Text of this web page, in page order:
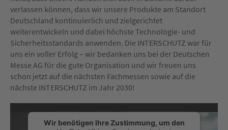
verlassen können, dass wir unsere Produkte am Standort
Deutschland kontinuierlich und zielgerichtet
weiterentwickeln und dabei höchste Technologie- und
Sicherheitsstandards anwenden. Die INTERSCHUTZ war für
uns ein voller Erfolg – wir bedanken uns bei der Deutschen
Messe AG für die gute Organisation und wir freuen uns
schon jetzt auf die nächsten Fachmessen sowie auf die
nächste INTERSCHUTZ im Jahr 2030!
Wir benötigen Ihre Zustimmung, um den